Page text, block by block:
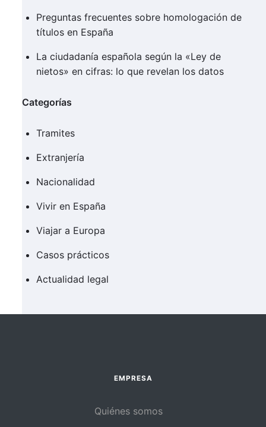
Preguntas frecuentes sobre homologación de
títulos en España
La ciudadanía española según la «Ley de
nietos» en cifras: lo que revelan los datos
Categorías
Tramites
Extranjería
Nacionalidad
Vivir en España
Viajar a Europa
Casos prácticos
Actualidad legal
EMPRESA
Quiénes somos